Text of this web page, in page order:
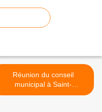
Réunion du conseil
municipal à Saint-
Christophe-sur-le-Nais >